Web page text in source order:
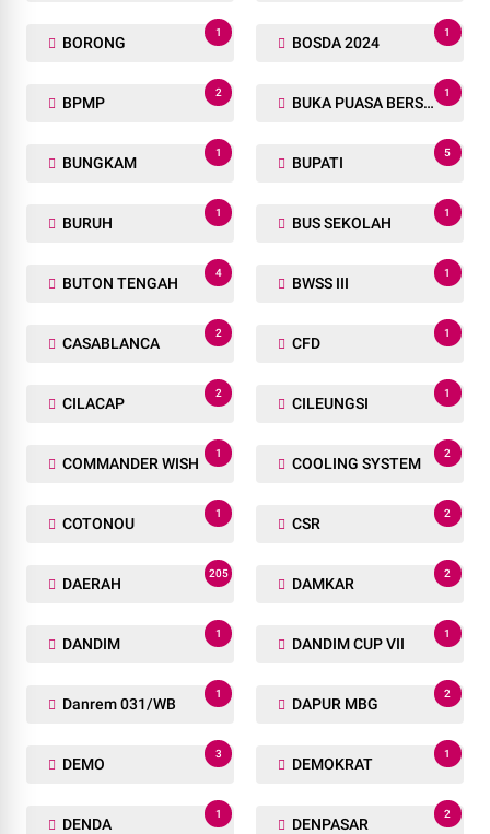
BORONG
1
BOSDA 2024
1
BPMP
2
BUKA PUASA BERSAMA
1
BUNGKAM
1
BUPATI
5
BURUH
1
BUS SEKOLAH
1
BUTON TENGAH
4
BWSS III
1
CASABLANCA
2
CFD
1
CILACAP
2
CILEUNGSI
1
COMMANDER WISH
1
COOLING SYSTEM
2
COTONOU
1
CSR
2
DAERAH
205
DAMKAR
2
DANDIM
1
DANDIM CUP VII
1
Danrem 031/WB
1
DAPUR MBG
2
DEMO
3
DEMOKRAT
1
DENDA
1
DENPASAR
2